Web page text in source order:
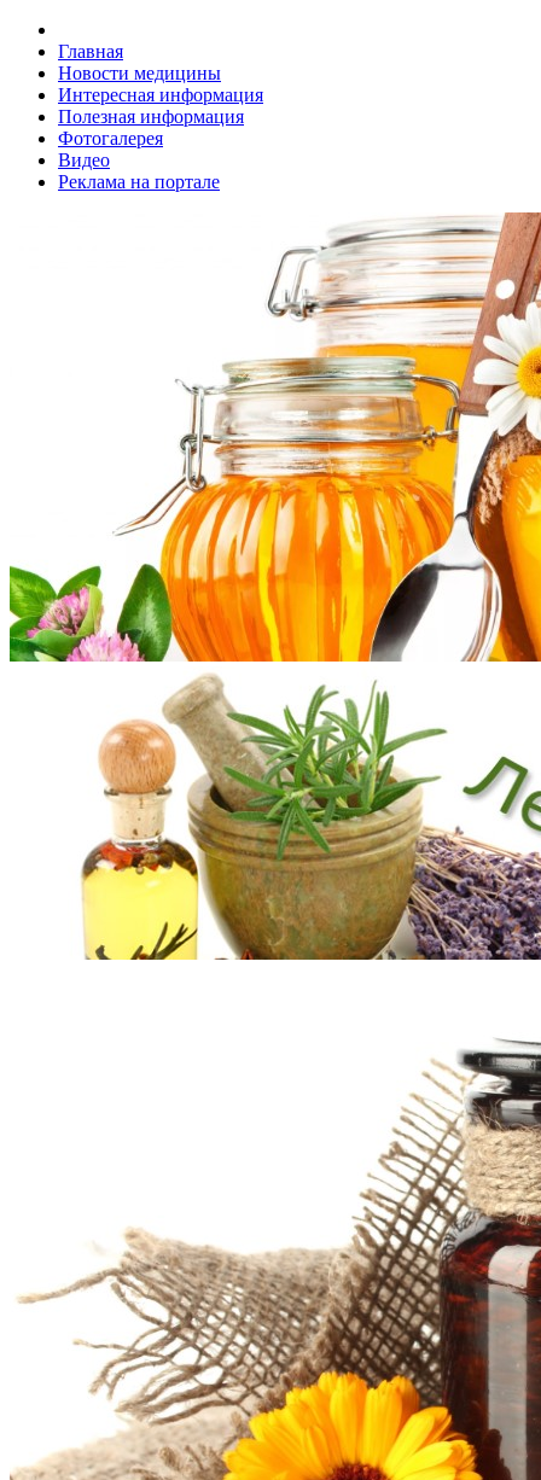
Главная
Новости медицины
Интересная информация
Полезная информация
Фотогалерея
Видео
Реклама на портале